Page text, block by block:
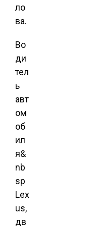
ло
ва.
Во
ди
тел
ь
авт
ом
об
ил
я&
nb
sp
Lex
us,
дв